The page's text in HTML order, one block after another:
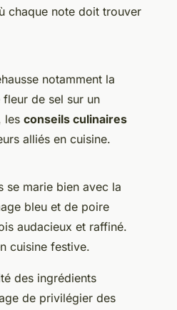
chaque note doit trouver
notamment la
de sel sur un
les conseils culinaires
alliés en cuisine.
se marie bien avec la
bleu et de poire
audacieux et raffiné.
cuisine festive.
des ingrédients
de privilégier des